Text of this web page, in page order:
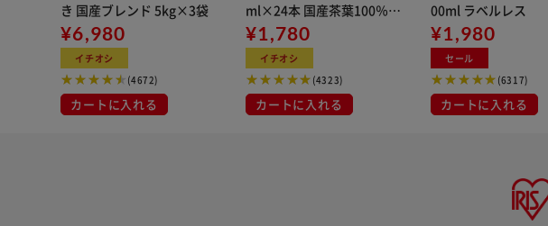
き 国産ブレンド 5kg×3袋
¥6,980
イチオシ
(4672)
カートに入れる
ml×24本 国産茶葉100％使
用
¥1,780
イチオシ
(4323)
カートに入れる
00ml ラベルレス
¥1,980
セール
(6317)
カートに入れる